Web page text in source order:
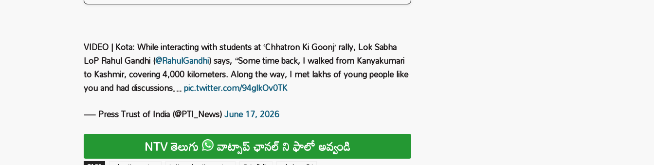
VIDEO | Kota: While interacting with students at ‘Chhatron Ki Goonj’ rally, Lok Sabha
LoP Rahul Gandhi (@RahulGandhi) says, “Some time back, I walked from Kanyakumari
to Kashmir, covering 4,000 kilometers. Along the way, I met lakhs of young people like
you and had discussions…pic.twitter.com/94glkOv0TK
— Press Trust of India (@PTI_News)June 17, 2026
NTV తెలుగు వాట్సాప్ ఛానల్ ని ఫాలో అవ్వండి